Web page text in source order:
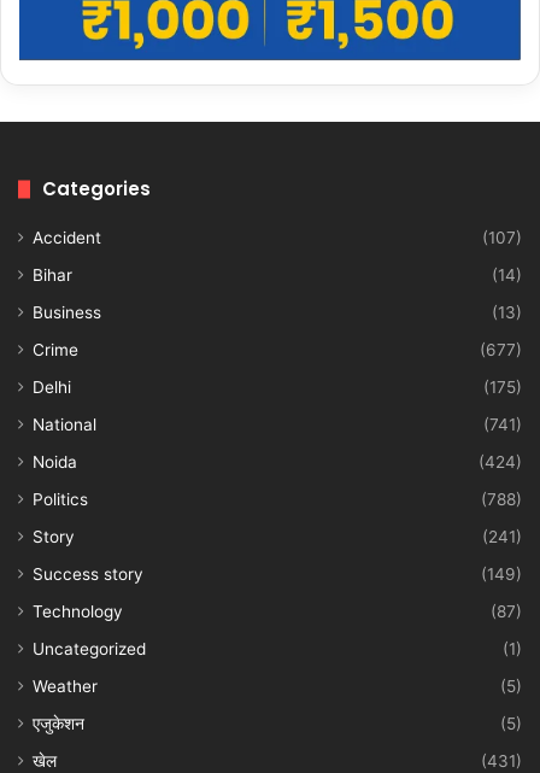
Categories
Accident
(107)
Bihar
(14)
Business
(13)
Crime
(677)
Delhi
(175)
National
(741)
Noida
(424)
Politics
(788)
Story
(241)
Success story
(149)
Technology
(87)
Uncategorized
(1)
Weather
(5)
एजुकेशन
(5)
खेल
(431)